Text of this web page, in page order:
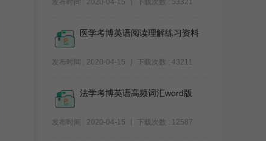
发布时间 : 2020-04-15 下载次数 : 53321
医学考博英语阅读理解练习资料
发布时间 : 2020-04-15 下载次数 : 43211
法学考博英语高频词汇word版
发布时间 : 2020-04-15 下载次数 : 12587